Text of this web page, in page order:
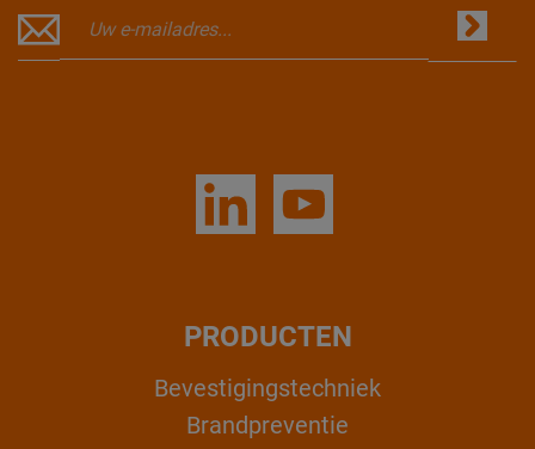
PRODUCTEN
Bevestigingstechniek
Brandpreventie